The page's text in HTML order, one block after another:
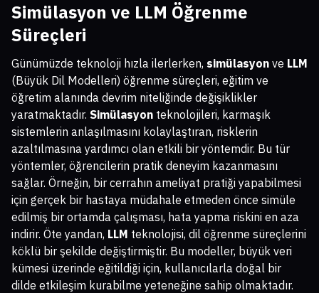
Simülasyon ve LLM Öğrenme
Süreçleri
Günümüzde teknoloji hızla ilerlerken, simülasyon ve LLM
(Büyük Dil Modelleri) öğrenme süreçleri, eğitim ve
öğretim alanında devrim niteliğinde değişiklikler
yaratmaktadır. Simülasyon teknolojileri, karmaşık
sistemlerin anlaşılmasını kolaylaştıran, risklerin
azaltılmasına yardımcı olan etkili bir yöntemdir. Bu tür
yöntemler, öğrencilerin pratik deneyim kazanmasını
sağlar. Örneğin, bir cerrahın ameliyat pratiği yapabilmesi
için gerçek bir hastaya müdahale etmeden önce simüle
edilmiş bir ortamda çalışması, hata yapma riskini en aza
indirir. Öte yandan, LLM teknolojisi, dil öğrenme süreçlerini
köklü bir şekilde değiştirmiştir. Bu modeller, büyük veri
kümesi üzerinde eğitildiği için, kullanıcılarla doğal bir
dilde etkileşim kurabilme yeteneğine sahip olmaktadır.